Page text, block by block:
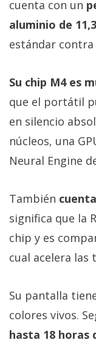
cuenta con un
aluminio de
estándar contra
Su chip M4 es
que el portátil
en silencio
núcleos, una
Neural Engine
También
significa que la
chip y es
cual acelera las
Su pantalla
colores vivos.
hasta 18 horas